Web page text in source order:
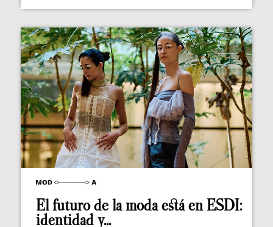
El futuro de la moda está en ESDI:
identidad y...